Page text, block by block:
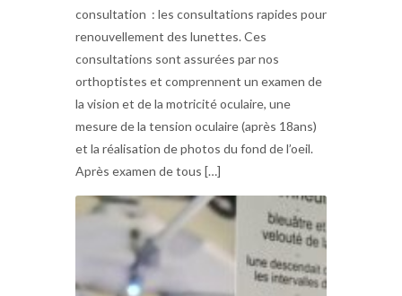
consultation : les consultations rapides pour
renouvellement des lunettes. Ces
consultations sont assurées par nos
orthoptistes et comprennent un examen de
la vision et de la motricité oculaire, une
mesure de la tension oculaire (après 18ans)
et la réalisation de photos du fond de l’oeil.
Après examen de tous […]